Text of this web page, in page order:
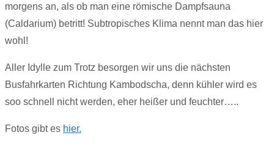
morgens an, als ob man eine römische Dampfsauna
(Caldarium) betritt! Subtropisches Klima nennt man das hier
wohl!
Aller Idylle zum Trotz besorgen wir uns die nächsten
Busfahrkarten Richtung Kambodscha, denn kühler wird es
soo schnell nicht werden, eher heißer und feuchter…..
Fotos gibt es hier.